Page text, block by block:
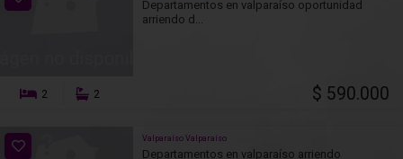
Departamentos en valparaíso oportunidad
arriendo d...
2 2 $ 590.000
Valparaíso Valparaíso
Departamentos en valparaíso arriendo